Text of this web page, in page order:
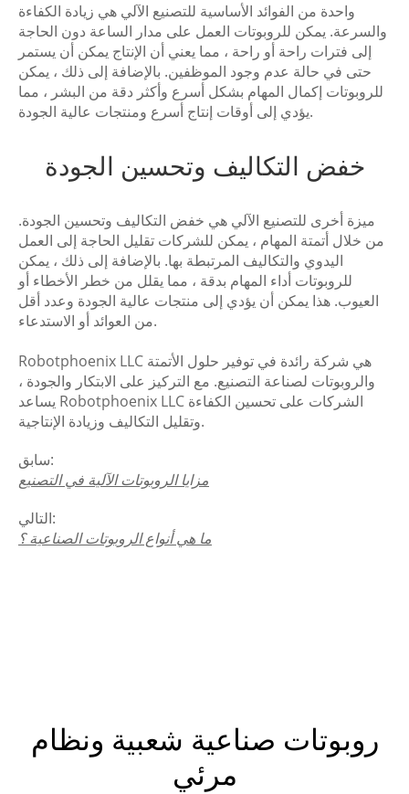
واحدة من الفوائد الأساسية للتصنيع الآلي هي زيادة الكفاءة
والسرعة. يمكن للروبوتات العمل على مدار الساعة دون الحاجة
إلى فترات راحة أو راحة ، مما يعني أن الإنتاج يمكن أن يستمر
حتى في حالة عدم وجود الموظفين. بالإضافة إلى ذلك ، يمكن
للروبوتات إكمال المهام بشكل أسرع وأكثر دقة من البشر ، مما
يؤدي إلى أوقات إنتاج أسرع ومنتجات عالية الجودة.
خفض التكاليف وتحسين الجودة
ميزة أخرى للتصنيع الآلي هي خفض التكاليف وتحسين الجودة.
من خلال أتمتة المهام ، يمكن للشركات تقليل الحاجة إلى العمل
اليدوي والتكاليف المرتبطة بها. بالإضافة إلى ذلك ، يمكن
للروبوتات أداء المهام بدقة ، مما يقلل من خطر الأخطاء أو
العيوب. هذا يمكن أن يؤدي إلى منتجات عالية الجودة وعدد أقل
من العوائد أو الاستدعاء.
Robotphoenix LLC هي شركة رائدة في توفير حلول الأتمتة
والروبوتات لصناعة التصنيع. مع التركيز على الابتكار والجودة ،
يساعد Robotphoenix LLC الشركات على تحسين الكفاءة
وتقليل التكاليف وزيادة الإنتاجية.
سابق:
مزايا الروبوتات الآلية في التصنيع
التالي:
ما هي أنواع الروبوتات الصناعية ؟
روبوتات صناعية شعبية ونظام
مرئي